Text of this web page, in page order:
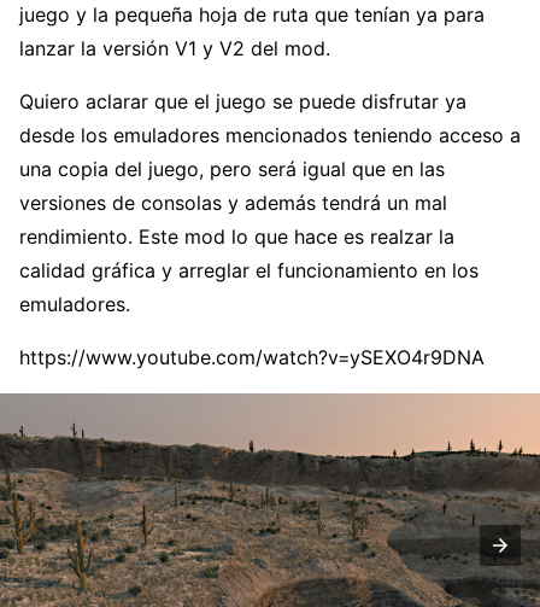
juego y la pequeña hoja de ruta que tenían ya para
lanzar la versión V1 y V2 del mod.
Quiero aclarar que el juego se puede disfrutar ya
desde los emuladores mencionados teniendo acceso a
una copia del juego, pero será igual que en las
versiones de consolas y además tendrá un mal
rendimiento. Este mod lo que hace es realzar la
calidad gráfica y arreglar el funcionamiento en los
emuladores.
https://www.youtube.com/watch?v=ySEXO4r9DNA